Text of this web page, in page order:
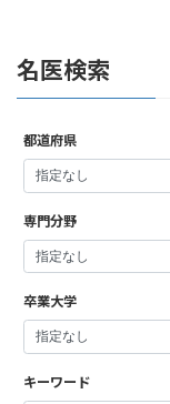
名医検索
都道府県
専門分野
卒業大学
キーワード